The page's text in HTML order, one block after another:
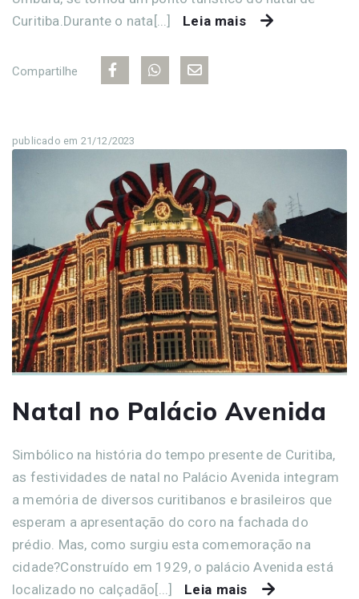
Curitiba.Durante o nata[...]
Leia mais
Compartilhe
publicado em 21/12/2023
Natal no Palácio Avenida
Simbólico na história do tempo presente de Curitiba,
as festividades de natal no Palácio Avenida integram
a memória de diversos curitibanos e brasileiros que
esperam a apresentação do coro na fachada do
prédio. Mas, como surgiu esta comemoração na
cidade?Construído em 1929, o palácio Avenida está
localizado no calçadão[...]
Leia mais